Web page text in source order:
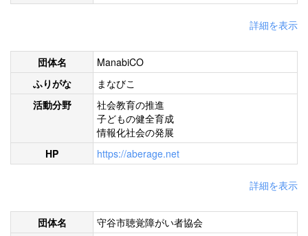
詳細を表示
団体名
ManabiCO
ふりがな
まなびこ
活動分野
社会教育の推進
子どもの健全育成
情報化社会の発展
HP
https://aberage.net
詳細を表示
団体名
守谷市聴覚障がい者協会